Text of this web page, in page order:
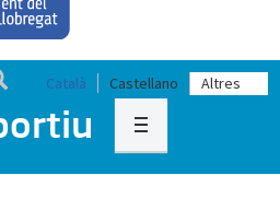
Català Castellano